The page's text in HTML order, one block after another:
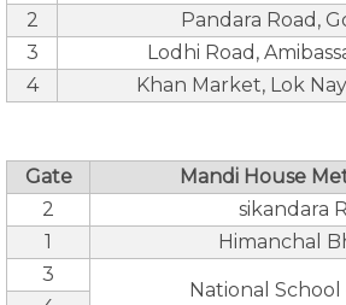
2
Pandara Road,
3
Lodhi Road,
4
Khan Market, Lok
Gate
Mandi House
2
sikandara
1
Himanchal
3
National School